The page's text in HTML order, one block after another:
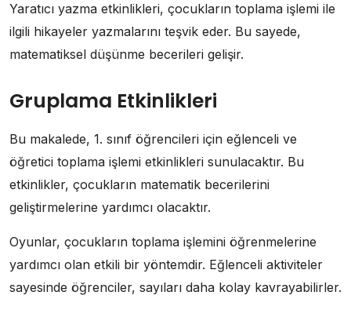
Yaratıcı yazma etkinlikleri, çocukların toplama işlemi ile
ilgili hikayeler yazmalarını teşvik eder. Bu sayede,
matematiksel düşünme becerileri gelişir.
Gruplama Etkinlikleri
Bu makalede, 1. sınıf öğrencileri için eğlenceli ve
öğretici toplama işlemi etkinlikleri sunulacaktır. Bu
etkinlikler, çocukların matematik becerilerini
geliştirmelerine yardımcı olacaktır.
Oyunlar, çocukların toplama işlemini öğrenmelerine
yardımcı olan etkili bir yöntemdir. Eğlenceli aktiviteler
sayesinde öğrenciler, sayıları daha kolay kavrayabilirler.